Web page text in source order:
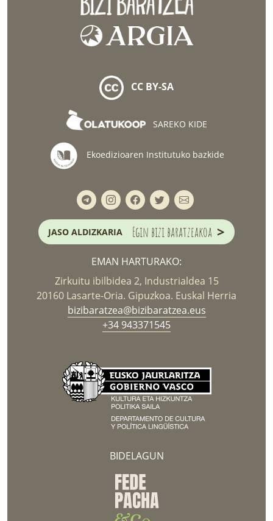
CC BY-SA
SAREKO KIDE
Ekoedizioaren Institutuko bazkide
JASO ALDIZKARIA Egin bizi baratzeakoa >
EMAN HARTURAKO:
Zirkuitu ibilbidea 2, Industrialdea 15
20160 Lasarte-Oria. Gipuzkoa. Euskal Herria
bizibaratzea@bizibaratzea.eus
+34 943371545
BIDELAGUN